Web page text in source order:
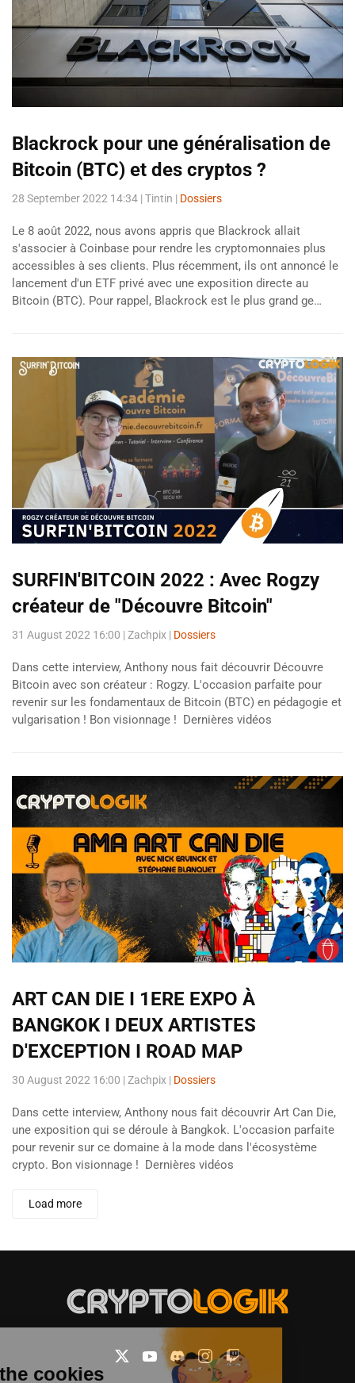
Blackrock pour une généralisation de
Bitcoin (BTC) et des cryptos ?
28 September 2022 14:34 | Tintin | Dossiers
Le 8 août 2022, nous avons appris que Blackrock allait
s'associer à Coinbase pour rendre les cryptomonnaies plus
accessibles à ses clients. Plus récemment, ils ont annoncé le
lancement d'un ETF privé avec une exposition directe au
Bitcoin (BTC). Pour rappel, Blackrock est le plus grand ge…
SURFIN'BITCOIN 2022 : Avec Rogzy
créateur de "Découvre Bitcoin"
31 August 2022 16:00 | Zachpix | Dossiers
Dans cette interview, Anthony nous fait découvrir Découvre
Bitcoin avec son créateur : Rogzy. L'occasion parfaite pour
revenir sur les fondamentaux de Bitcoin (BTC) en pédagogie et
vulgarisation ! Bon visionnage ! Dernières vidéos
ART CAN DIE I 1ERE EXPO À
BANGKOK I DEUX ARTISTES
D'EXCEPTION I ROAD MAP
30 August 2022 16:00 | Zachpix | Dossiers
Dans cette interview, Anthony nous fait découvrir Art Can Die,
une exposition qui se déroule à Bangkok. L'occasion parfaite
pour revenir sur ce domaine à la mode dans l'écosystème
crypto. Bon visionnage ! Dernières vidéos
Load more